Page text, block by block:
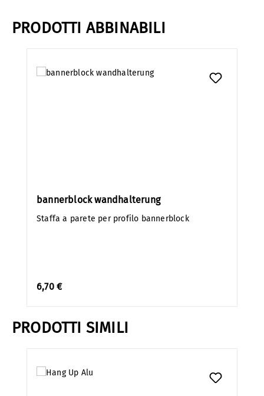
PRODOTTI ABBINABILI
bannerblock wandhalterung
Staffa a parete per profilo bannerblock
6,70 €
PRODOTTI SIMILI